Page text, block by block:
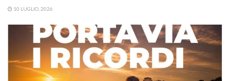
10 LUGLIO, 2026